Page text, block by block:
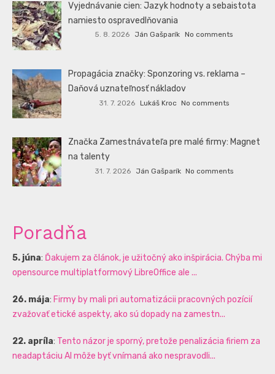
Vyjednávanie cien: Jazyk hodnoty a sebaistota
namiesto ospravedlňovania
5. 8. 2026 Ján Gašparík No comments
Propagácia značky: Sponzoring vs. reklama –
Daňová uznateľnosť nákladov
31. 7. 2026 Lukáš Kroc No comments
Značka Zamestnávateľa pre malé firmy: Magnet
na talenty
31. 7. 2026 Ján Gašparík No comments
Poradňa
5. júna: Ďakujem za článok, je užitočný ako inšpirácia. Chýba mi
opensource multiplatformový LibreOffice ale ...
26. mája: Firmy by mali pri automatizácii pracovných pozícií
zvažovať etické aspekty, ako sú dopady na zamestn...
22. apríla: Tento názor je sporný, pretože penalizácia firiem za
neadaptáciu AI môže byť vnímaná ako nespravodli...